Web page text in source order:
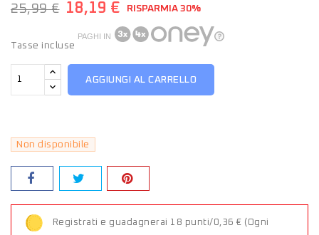
25,99 € 18,19 € RISPARMIA 30%
Tasse incluse
PAGHI IN
AGGIUNGI AL CARRELLO
Non disponibile
Registrati e guadagnerai 18 punti/0,36 € (Ogni